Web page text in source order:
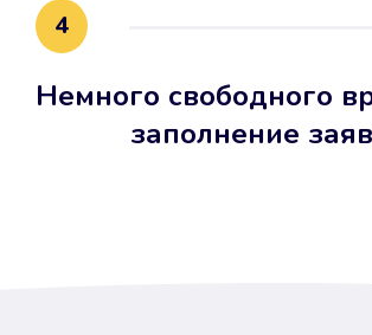
4
Немного свободного
заполнение